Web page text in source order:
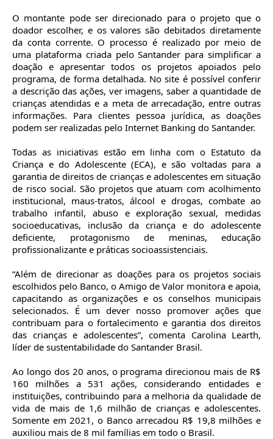
O montante pode ser direcionado para o projeto que o
doador escolher, e os valores são debitados diretamente
da conta corrente. O processo é realizado por meio de
uma plataforma criada pelo Santander para simplificar a
doação e apresentar todos os projetos apoiados pelo
programa, de forma detalhada. No site é possível conferir
a descrição das ações, ver imagens, saber a quantidade de
crianças atendidas e a meta de arrecadação, entre outras
informações. Para clientes pessoa jurídica, as doações
podem ser realizadas pelo Internet Banking do Santander.
Todas as iniciativas estão em linha com o Estatuto da
Criança e do Adolescente (ECA), e são voltadas para a
garantia de direitos de crianças e adolescentes em situação
de risco social. São projetos que atuam com acolhimento
institucional, maus-tratos, álcool e drogas, combate ao
trabalho infantil, abuso e exploração sexual, medidas
socioeducativas, inclusão da criança e do adolescente
deficiente, protagonismo de meninas, educação
profissionalizante e práticas socioassistenciais.
“Além de direcionar as doações para os projetos sociais
escolhidos pelo Banco, o Amigo de Valor monitora e apoia,
capacitando as organizações e os conselhos municipais
selecionados. É um dever nosso promover ações que
contribuam para o fortalecimento e garantia dos direitos
das crianças e adolescentes”, comenta Carolina Learth,
líder de sustentabilidade do Santander Brasil.
Ao longo dos 20 anos, o programa direcionou mais de R$
160 milhões a 531 ações, considerando entidades e
instituições, contribuindo para a melhoria da qualidade de
vida de mais de 1,6 milhão de crianças e adolescentes.
Somente em 2021, o Banco arrecadou R$ 19,8 milhões e
auxiliou mais de 8 mil famílias em todo o Brasil.